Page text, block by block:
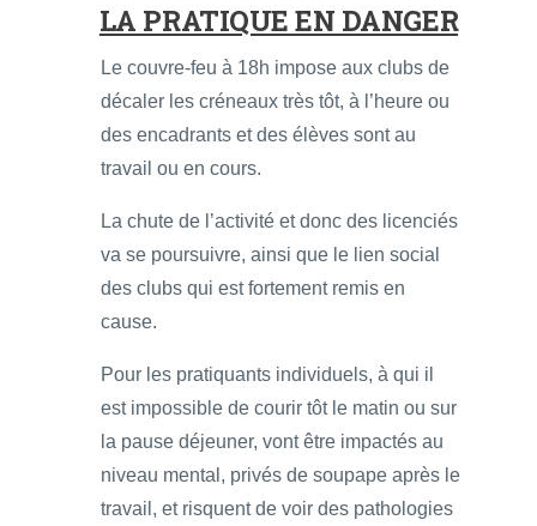
LA PRATIQUE EN DANGER
Le couvre-feu à 18h impose aux clubs de
décaler les créneaux très tôt, à l’heure ou
des encadrants et des élèves sont au
travail ou en cours.
La chute de l’activité et donc des licenciés
va se poursuivre, ainsi que le lien social
des clubs qui est fortement remis en
cause.
Pour les pratiquants individuels, à qui il
est impossible de courir tôt le matin ou sur
la pause déjeuner, vont être impactés au
niveau mental, privés de soupape après le
travail, et risquent de voir des pathologies